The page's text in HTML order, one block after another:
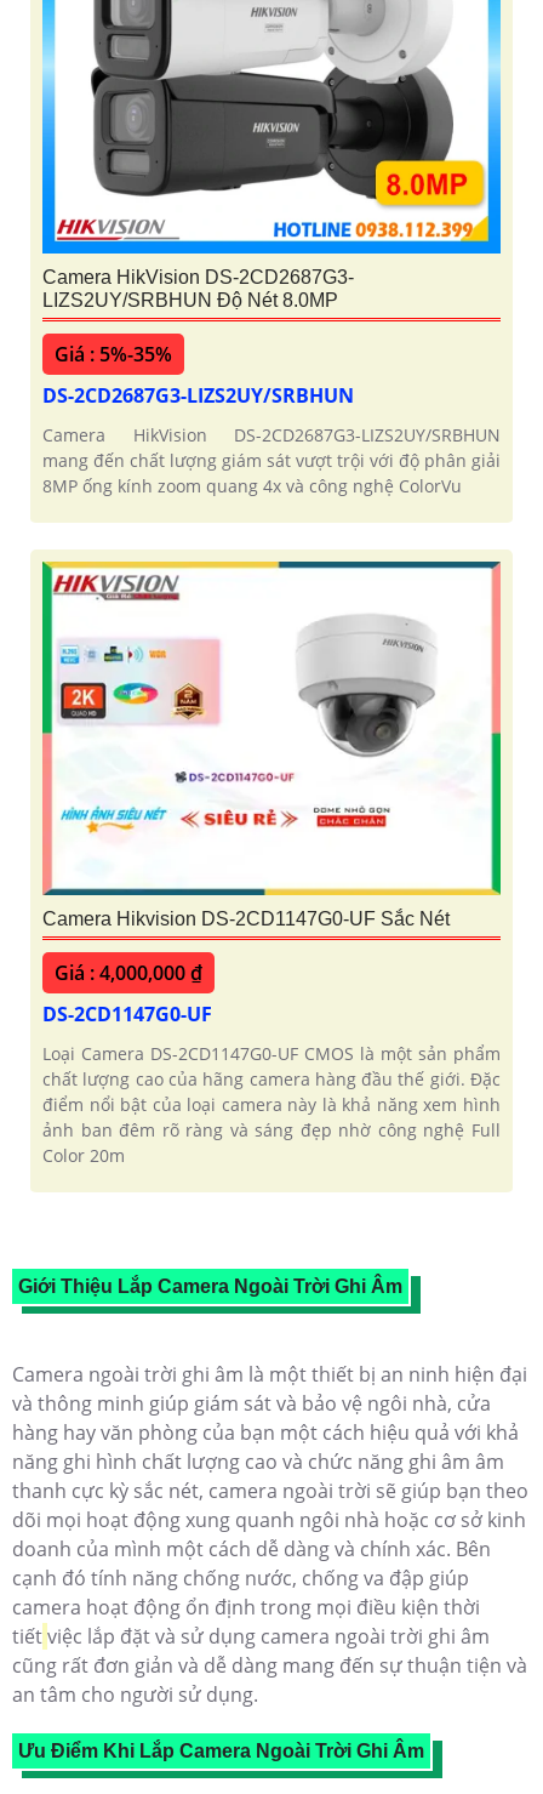
Camera HikVision DS-2CD2687G3-
LIZS2UY/SRBHUN Độ Nét 8.0MP
Giá : 5%-35%
DS-2CD2687G3-LIZS2UY/SRBHUN
Camera HikVision DS-2CD2687G3-LIZS2UY/SRBHUN
mang đến chất lượng giám sát vượt trội với độ phân giải
8MP ống kính zoom quang 4x và công nghệ ColorVu
Camera Hikvision DS-2CD1147G0-UF Sắc Nét
Giá : 4,000,000 ₫
DS-2CD1147G0-UF
Loại Camera DS-2CD1147G0-UF CMOS là một sản phẩm
chất lượng cao của hãng camera hàng đầu thế giới. Đặc
điểm nổi bật của loại camera này là khả năng xem hình
ảnh ban đêm rõ ràng và sáng đẹp nhờ công nghệ Full
Color 20m
Giới Thiệu Lắp Camera Ngoài Trời Ghi Âm
Camera ngoài trời ghi âm là một thiết bị an ninh hiện đại
và thông minh giúp giám sát và bảo vệ ngôi nhà, cửa
hàng hay văn phòng của bạn một cách hiệu quả với khả
năng ghi hình chất lượng cao và chức năng ghi âm âm
thanh cực kỳ sắc nét, camera ngoài trời sẽ giúp bạn theo
dõi mọi hoạt động xung quanh ngôi nhà hoặc cơ sở kinh
doanh của mình một cách dễ dàng và chính xác. Bên
cạnh đó tính năng chống nước, chống va đập giúp
camera hoạt động ổn định trong mọi điều kiện thời
tiếtviệc lắp đặt và sử dụng camera ngoài trời ghi âm
cũng rất đơn giản và dễ dàng mang đến sự thuận tiện và
an tâm cho người sử dụng.
Ưu Điểm Khi Lắp Camera Ngoài Trời Ghi Âm